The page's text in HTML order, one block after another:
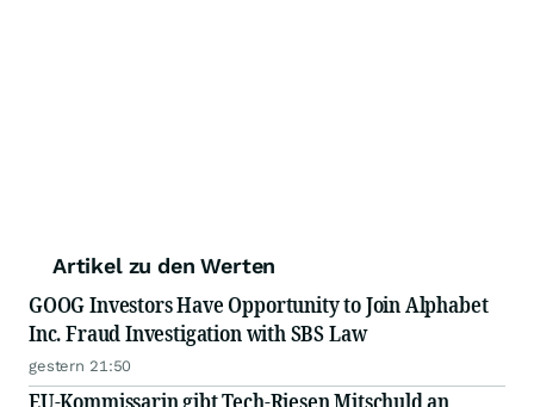
Artikel zu den Werten
GOOG Investors Have Opportunity to Join Alphabet
Inc. Fraud Investigation with SBS Law
gestern 21:50